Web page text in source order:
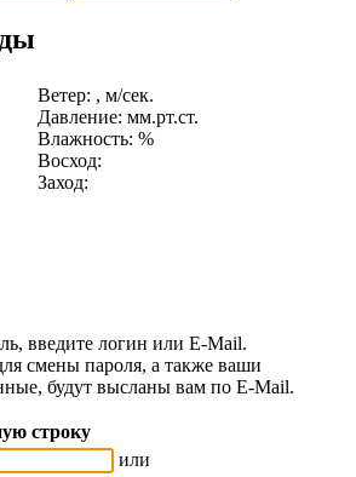
Ветер: , м/сек.
Давление: мм.рт.ст.
Влажность: %
Восход:
Заход:
введите логин или E-Mail.
смены пароля, а также ваши
будут высланы вам по E-Mail.
строку
или